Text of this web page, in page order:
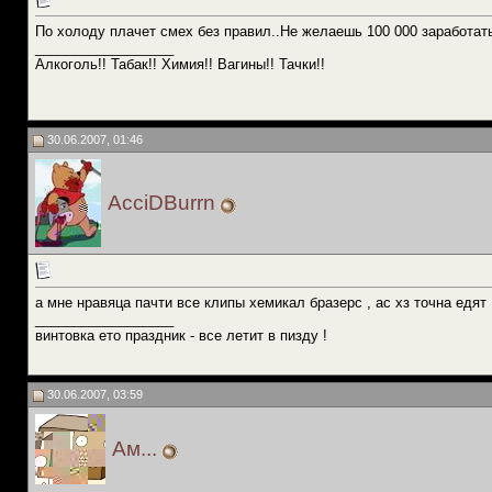
По холоду плачет смех без правил..Не желаешь 100 000
Алкоголь!! Табак!! Химия!! Вагины!! Тачки!!
30.06.2007, 01:46
AcciDBurrn
а мне нравяца пачти все клипы хемикал бразерс , ас хз точна едят
винтовка ето праздник - все летит в пизду !
30.06.2007, 03:59
Ам...